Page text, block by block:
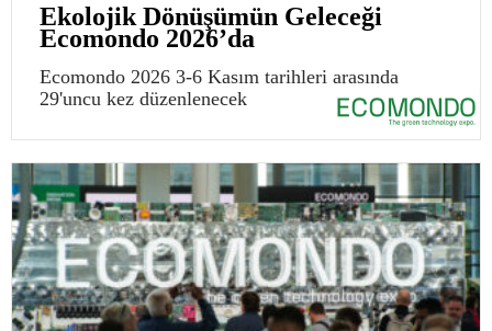
Ekolojik Dönüşümün Geleceği
Ecomondo 2026’da
Ecomondo 2026 3-6 Kasım tarihleri arasında
29'uncu kez düzenlenecek